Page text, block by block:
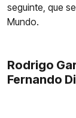
seguinte, que
Mundo.
Rodrigo
Fernando